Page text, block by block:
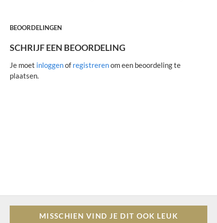
BEOORDELINGEN
SCHRIJF EEN BEOORDELING
Je moet inloggenof registrerenom een beoordeling te
plaatsen.
MISSCHIEN VIND JE DIT OOK LEUK